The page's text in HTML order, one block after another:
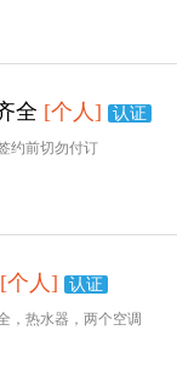
全 [个人] 认证
约前切勿付订
[个人] 认证
，热水器，两个空调